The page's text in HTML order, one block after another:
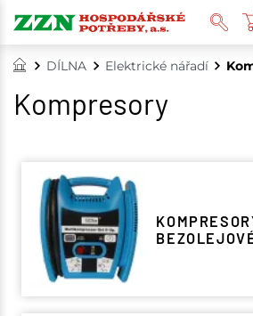
DÍLNA Elektrické nářadí
Kompresory